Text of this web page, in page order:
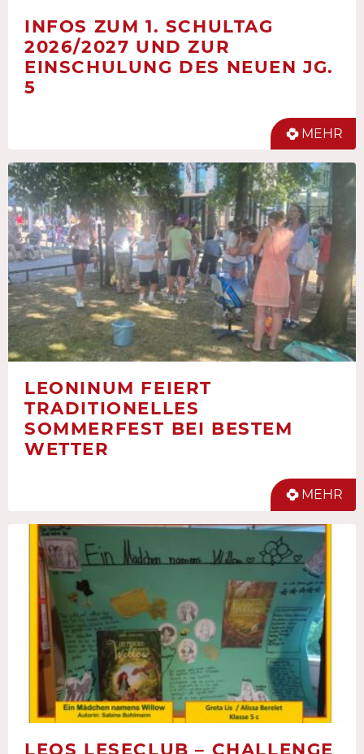
INFOS ZUM 1. SCHULTAG
2026/2027 UND ZUR
EINSCHULUNG DES NEUEN JG.
5
MEHR
LEONINUM FEIERT
TRADITIONELLES
SOMMERFEST BEI BESTEM
WETTER
MEHR
LEOS LESECLUB – CHALLENGE